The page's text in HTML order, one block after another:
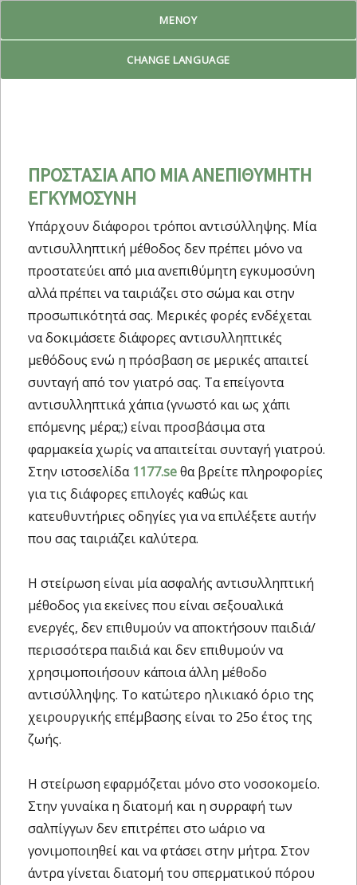
Reproduktiv LivsplanΜΕΝΟΎ
CHANGE LANGUAGE
ΠΡΟΣΤΑΣΙΑ ΑΠΟ ΜΙΑ ΑΝΕΠΙΘΥΜΗΤΗ
ΕΓΚΥΜΟΣΥΝΗ
Υπάρχουν διάφοροι τρόποι αντισύλληψης. Μία
αντισυλληπτική μέθοδος δεν πρέπει μόνο να
προστατεύει από μια ανεπιθύμητη εγκυμοσύνη
αλλά πρέπει να ταιριάζει στο σώμα και στην
προσωπικότητά σας. Μερικές φορές ενδέχεται
να δοκιμάσετε διάφορες αντισυλληπτικές
μεθόδους ενώ η πρόσβαση σε μερικές απαιτεί
συνταγή από τον γιατρό σας. Τα επείγοντα
αντισυλληπτικά χάπια (γνωστό και ως χάπι
επόμενης μέρα;;) είναι προσβάσιμα στα
φαρμακεία χωρίς να απαιτείται συνταγή γιατρού.
Στην ιστοσελίδα 1177.seθα βρείτε πληροφορίες
για τις διάφορες επιλογές καθώς και
κατευθυντήριες οδηγίες για να επιλέξετε αυτήν
που σας ταιριάζει καλύτερα.
Η στείρωση είναι μία ασφαλής αντισυλληπτική
μέθοδος για εκείνες που είναι σεξουαλικά
ενεργές, δεν επιθυμούν να αποκτήσουν παιδιά/
περισσότερα παιδιά και δεν επιθυμούν να
χρησιμοποιήσουν κάποια άλλη μέθοδο
αντισύλληψης. Το κατώτερο ηλικιακό όριο της
χειρουργικής επέμβασης είναι το 25ο έτος της
ζωής.
Η στείρωση εφαρμόζεται μόνο στο νοσοκομείο.
Στην γυναίκα η διατομή και η συρραφή των
σαλπίγγων δεν επιτρέπει στο ωάριο να
γονιμοποιηθεί και να φτάσει στην μήτρα. Στον
άντρα γίνεται διατομή του σπερματικού πόρου